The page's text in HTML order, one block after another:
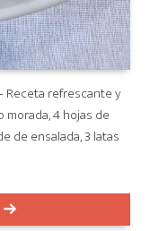
Receta refrescante y
4 hojas de
de ensalada, 3 latas